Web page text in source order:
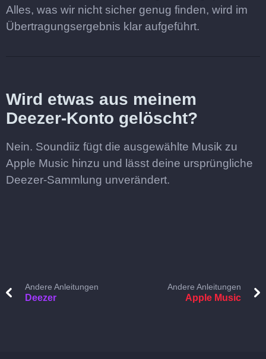
Alles, was wir nicht sicher genug finden, wird im
Übertragungsergebnis klar aufgeführt.
Wird etwas aus meinem
Deezer-Konto gelöscht?
Nein. Soundiiz fügt die ausgewählte Musik zu
Apple Music hinzu und lässt deine ursprüngliche
Deezer-Sammlung unverändert.
Andere Anleitungen
Deezer
Andere Anleitungen
Apple Music